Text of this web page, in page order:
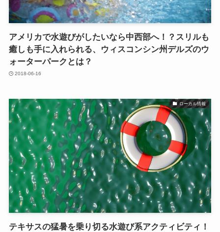
アメリカで水遊びがしたいなら中西部へ！？スリルも
癒しも手に入れられる、ウィスコンシン州デルズのウ
ォーターパークとは？
2018-06-16
ローカル情報
テキサスの猛暑を乗り切る水遊び系アクティビティ！